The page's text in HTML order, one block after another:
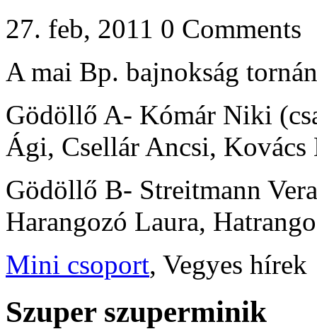
27. feb, 2011 0 Comments
A mai Bp. bajnokság
Gödöllő A- Kómár Niki
Ági, Csellár Ancsi,
Gödöllő B- Streitmann
Harangozó Laura,
Mini csoport, Vegyes hírek
Szuper szuperminik